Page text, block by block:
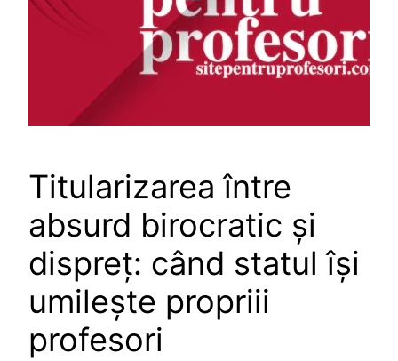
Titularizarea între
absurd birocratic și
dispreț: când statul își
umilește propriii
profesori